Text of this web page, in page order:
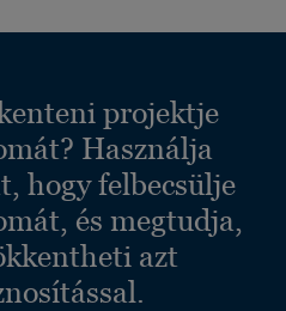
projektje
Használja
hogy felbecsülje
és megtudja,
azt